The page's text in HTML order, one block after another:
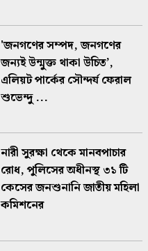
'জনগণের সম্পদ, জনগণের
জন্যই উন্মুক্ত থাকা উচিত’,
এলিয়ট পার্কের সৌন্দর্য ফেরাল
শুভেন্দু ...
নারী সুরক্ষা থেকে মানবপাচার
রোধ, পুলিসের অধীনস্থ ৩১ টি
কেসের জনশুনানি জাতীয় মহিলা
কমিশনের